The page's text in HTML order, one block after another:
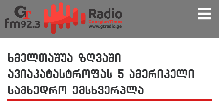
ხმელთაშუა ზღვაში
ავიაკატასტროფას 5 ამერიკელი
სამხედრო ემსხვერპლა